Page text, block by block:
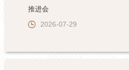
推进会
2026-07-29